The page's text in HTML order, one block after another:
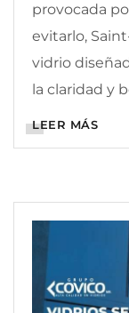
provocada
evitarlo,
vidrio
la claridad y
LEER MÁS